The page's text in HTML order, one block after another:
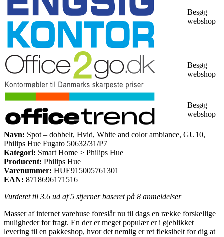
Besøg
webshop
Besøg
webshop
Besøg
webshop
Navn: Spot – dobbelt, Hvid, White and color ambiance, GU10,
Philips Hue Fugato 50632/31/P7
Kategori: Smart Home > Philips Hue
Producent: Philips Hue
Varenummer: HUE915005761301
EAN: 8718696171516
Vurderet til 3.6 ud af 5 stjerner baseret på 8 anmeldelser
Masser af internet varehuse foreslår nu til dags en række forskellige
muligheder for fragt. En der er meget populær er i øjeblikket
levering til en pakkeshop, hvor det nemlig er ret fleksibelt for dig at